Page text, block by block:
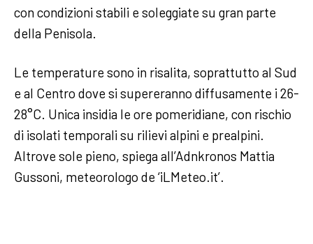
con condizioni stabili e soleggiate su gran parte
della Penisola.
Le temperature sono in risalita, soprattutto al Sud
e al Centro dove si supereranno diffusamente i 26-
28°C. Unica insidia le ore pomeridiane, con rischio
di isolati temporali su rilievi alpini e prealpini.
Altrove sole pieno, spiega all’Adnkronos Mattia
Gussoni, meteorologo de ‘iLMeteo.it’.